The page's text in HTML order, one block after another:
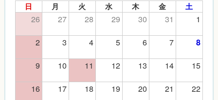
日 月 火 水 木 金 土
26 27 28 29 30 31
1
2
3 4 5 6 7 8
9 10 11 12 13 14
15
16
17 18 19 20 21
22